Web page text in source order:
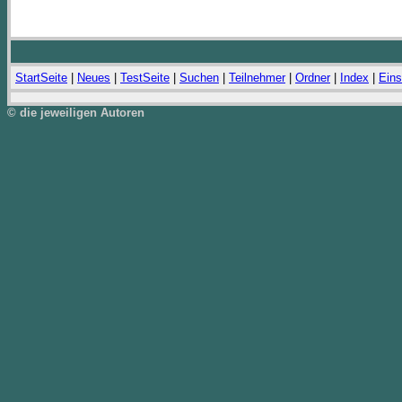
StartSeite Neues TestSeite Suchen Teilnehmer| Ordner| Index
© die jeweiligen Autoren